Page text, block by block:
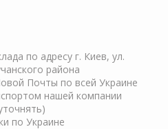
по адресу г. Киев, ул.
района
Почты по всей Украине
нашей компании
по Украине